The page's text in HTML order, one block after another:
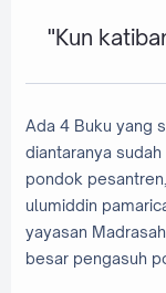
"Kun
Ada 4 Buku yang
diantaranya
pondok
ulumiddin
yayasan
besar pengasuh